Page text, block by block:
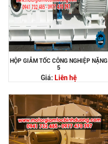
HỘP GIẢM TỐC CÔNG NGHIỆP NẶNG
5
Giá: Liên hệ